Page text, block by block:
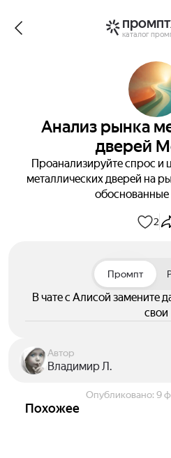
каталог
Анализ рынка
дверей
Проанализируйте спрос и
металлических дверей на
2
Промпт
В чате с Алисой замените
свои
Автор
Владимир Л.
Опубликовано: 9
Похожее